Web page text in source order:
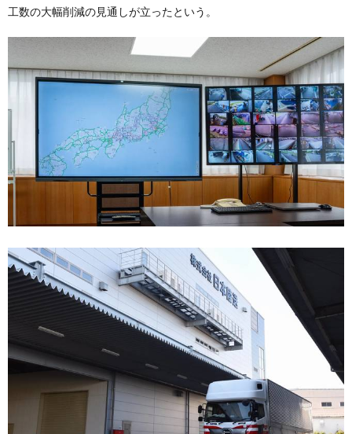
工数の大幅削減の見通しが立ったという。